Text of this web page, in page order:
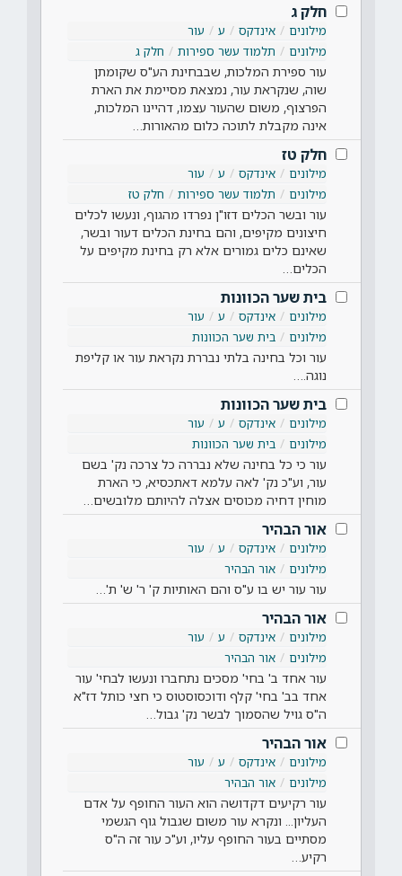
חלק ג
מילונים אינדקס ע
עור
מילונים
תלמוד עשר ספירות חלק ג
עור ספירת המלכות, שבבחינת הע"ס שקומתן
שוה, שנקראת עור, נמצאת מסיימת את הארת
הפרצוף, משום שהעור עצמו, דהיינו המלכות,
אינה מקבלת לתוכה כלום מהאורות…
חלק טז
מילונים אינדקס ע
עור
מילונים
תלמוד עשר ספירות חלק טז
עור ובשר הכלים דזו"ן נפרדו מהגוף, ונעשו לכלים
חיצונים מקיפים, והם בחינת הכלים דעור ובשר,
שאינם כלים גמורים אלא רק בחינת מקיפים על
הכלים…
בית שער הכוונות
מילונים אינדקס ע
עור
מילונים
בית שער הכוונות
עור וכל בחינה בלתי נבררת נקראת עור או קליפת
נוגה.…
בית שער הכוונות
מילונים אינדקס ע
עור
מילונים
בית שער הכוונות
עור כי כל בחינה שלא נבררה כל צרכה נק' בשם
עור, וע"כ נק' לאה עלמא דאתכסיא, כי הארת
מוחין דחיה מכוסים אצלה להיותם מלובשים…
אור הבהיר
מילונים אינדקס ע
עור
מילונים
אור הבהיר
עור עור יש בו ע"ס והם האותיות ק' ר' ש' ת'…
אור הבהיר
מילונים אינדקס ע
עור
מילונים
אור הבהיר
עור אחד ב' בחי' מסכים נתחברו ונעשו לבחי' עור
אחד בב' בחי' קלף ודוכסוסטוס כי חצי כותל דז"א
ה"ס גויל שהסמוך לבשר נק' גבול…
אור הבהיר
מילונים אינדקס ע
עור
מילונים
אור הבהיר
עור רקיעים דקדושה הוא העור החופף על אדם
העליון... ונקרא עור משום שגבול גוף הגשמי
מסתיים בעור החופף עליו, וע"כ עור זה ה"ס
רקיע…